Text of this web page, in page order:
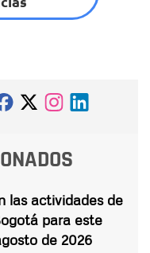
las actividades de
para este
de 2026